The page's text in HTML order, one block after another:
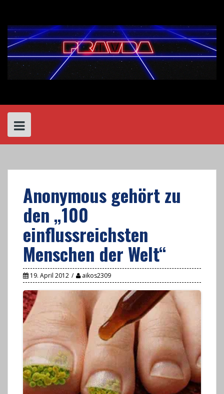
content
Anonymous gehört zu
den „100
einflussreichsten
Menschen der Welt“
19. April 2012 aikos2309